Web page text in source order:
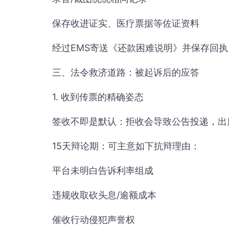
保存收进证实、医疗票据等佐证资料
经过EMS寄送《还款困难说明》并保存回执
三、法令救济道路：被起诉后的应答
1. 收到传票的精确姿态
签收不即是默认：拒收会导致公告投递，出
15天辩论期：可主意如下抗辩理由：
平台未明白告诉利率组成
违规收取砍头息/逾额成本
催收行动侵犯声誉权